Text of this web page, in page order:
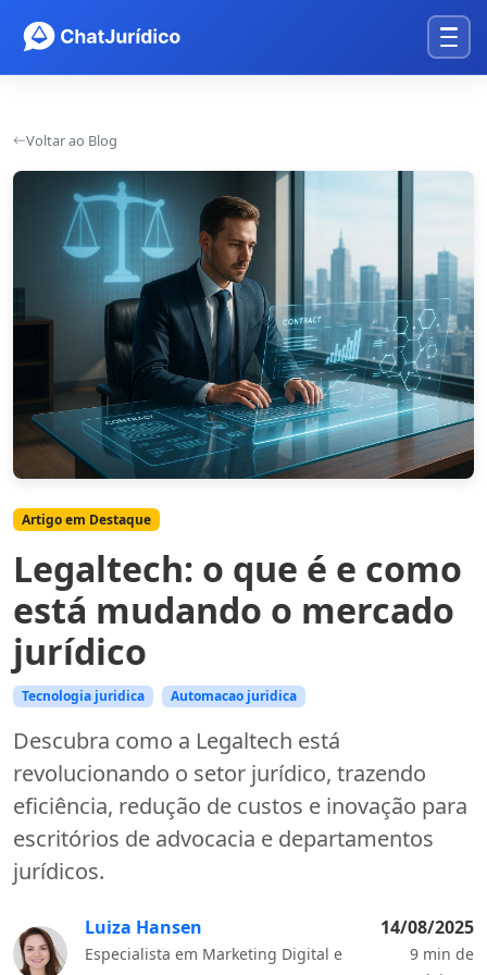
Voltar ao Blog
Artigo em Destaque
Legaltech: o que é e como
está mudando o mercado
jurídico
Tecnologia juridica Automacao juridica
Descubra como a Legaltech está
revolucionando o setor jurídico, trazendo
eficiência, redução de custos e inovação para
escritórios de advocacia e departamentos
jurídicos.
Luiza Hansen
Especialista em Marketing Digital e
14/08/2025
9 min de